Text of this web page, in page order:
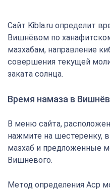
Сайт Kibla.ru определит
Вишнёвом по
мазхабам, направление
совершения текущей
заката солнца.
Время намаза в
В меню сайта,
нажмите на шестеренку,
мазхаб и предложенные
Вишнёвого.
Метод определения Аср